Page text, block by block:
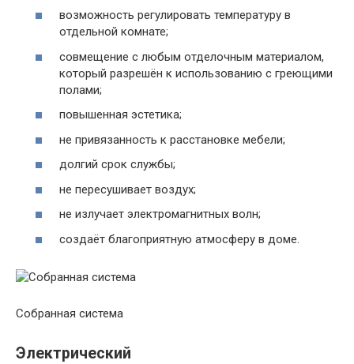
возможность регулировать температуру в
отдельной комнате;
совмещение с любым отделочным материалом,
который разрешён к использованию с греющими
полами;
повышенная эстетика;
не привязанность к расстановке мебели;
долгий срок службы;
не пересушивает воздух;
не излучает электромагнитных волн;
создаёт благоприятную атмосферу в доме.
Собранная система
Электрический